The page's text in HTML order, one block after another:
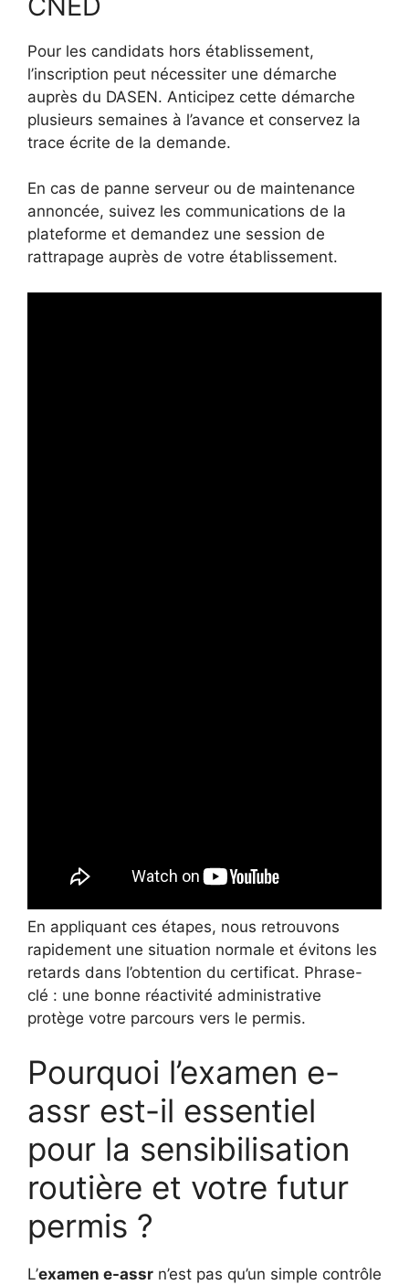
Pour les candidats hors établissement,
l’inscription peut nécessiter une démarche
auprès du DASEN. Anticipez cette démarche
plusieurs semaines à l’avance et conservez la
trace écrite de la demande.
En cas de panne serveur ou de maintenance
annoncée, suivez les communications de la
plateforme et demandez une session de
rattrapage auprès de votre établissement.
En appliquant ces étapes, nous retrouvons
rapidement une situation normale et évitons les
retards dans l’obtention du certificat. Phrase-
clé : une bonne réactivité administrative
protège votre parcours vers le permis.
Pourquoi l’examen e-
assr est-il essentiel
pour la sensibilisation
routière et votre futur
permis ?
L’examen e-assr n’est pas qu’un simple contrôle